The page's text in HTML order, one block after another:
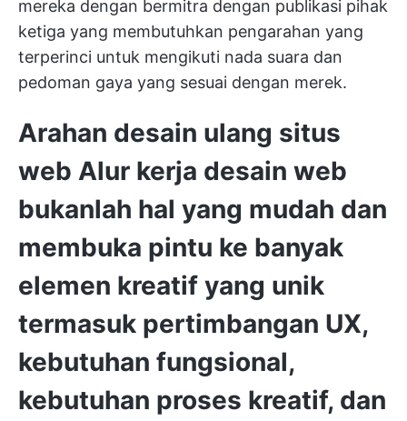
mereka dengan bermitra dengan publikasi pihak
ketiga yang membutuhkan pengarahan yang
terperinci untuk mengikuti nada suara dan
pedoman gaya yang sesuai dengan merek.
Arahan desain ulang situs
web Alur kerja desain web
bukanlah hal yang mudah dan
membuka pintu ke banyak
elemen kreatif yang unik
termasuk pertimbangan UX,
kebutuhan fungsional,
kebutuhan proses kreatif, dan